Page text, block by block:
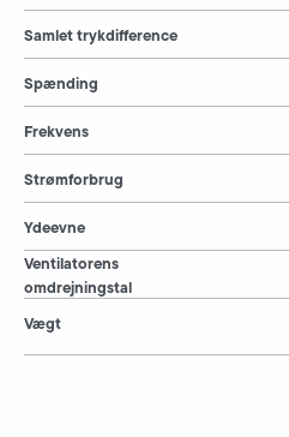
Samlet trykdifference
Spænding
Frekvens
Strømforbrug
Ydeevne
Ventilatorens
omdrejningstal
Vægt